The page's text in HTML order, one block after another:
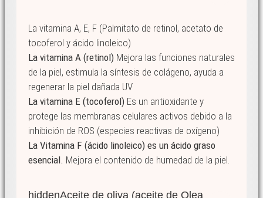
La vitamina A, E, F (Palmitato de retinol, acetato de
tocoferol y ácido linoleico)
La vitamina A (retinol) Mejora las funciones naturales
de la piel, estimula la síntesis de colágeno, ayuda a
regenerar la piel dañada UV
La vitamina E (tocoferol) Es un antioxidante y
protege las membranas celulares activos debido a la
inhibición de ROS (especies reactivas de oxígeno)
La Vitamina F (ácido linoleico) es un ácido graso
esencial. Mejora el contenido de humedad de la piel.
hiddenAceite de oliva (aceite de Olea